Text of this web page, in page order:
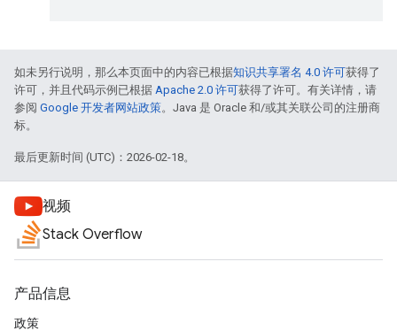
如未另行说明，那么本页面中的内容已根据知识共享署名 4.0 许可获得了
许可，并且代码示例已根据 Apache 2.0 许可获得了许可。有关详情，请
参阅 Google 开发者网站政策。Java 是 Oracle 和/或其关联公司的注册商
标。
最后更新时间 (UTC)：2026-02-18。
视频
Stack Overflow
产品信息
政策